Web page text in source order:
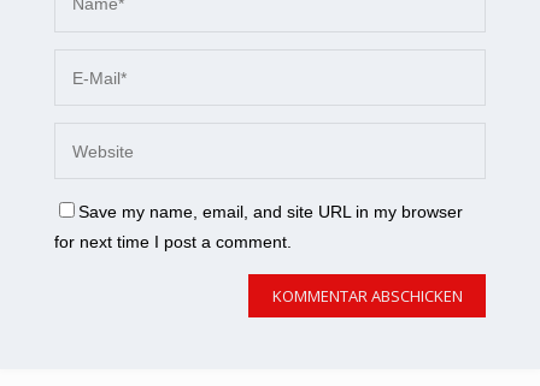
Save my name, email, and site URL in my browser
for next time I post a comment.